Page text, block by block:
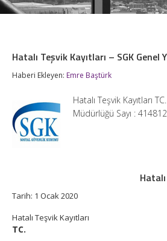
Hatalı Teşvik Kayıtları – SGK Genel
Haberi Ekleyen: Emre Baştürk
Hatalı Teşvik Kayıtları
Müdürlüğü Sayı :
Tarih: 1 Ocak 2020
Hatalı Teşvik Kayıtları
TC.